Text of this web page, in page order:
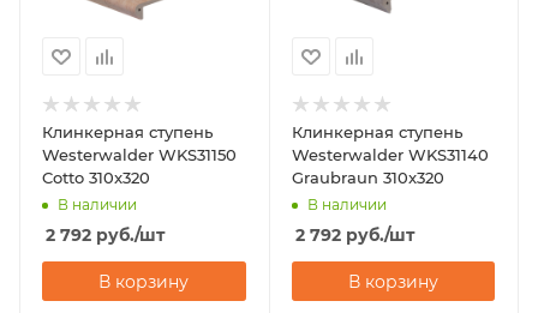
Клинкерная ступень
Westerwalder WKS31150
Cotto 310x320
В наличии
2 792 руб./шт
В корзину
Клинкерная ступень
Westerwalder WKS31140
Graubraun 310x320
В наличии
2 792руб./шт
В корзину